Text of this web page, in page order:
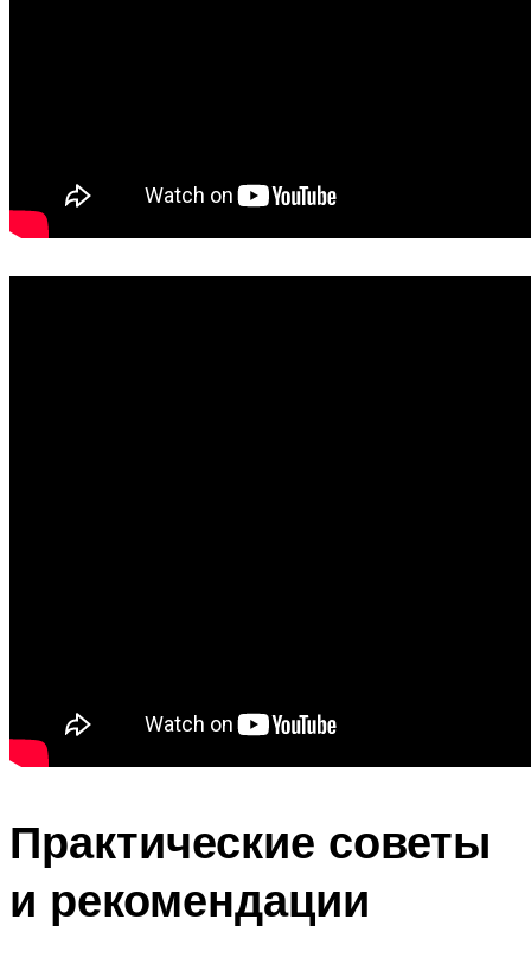
Практические советы
и рекомендации